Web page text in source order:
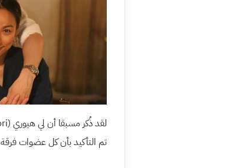
تم التأكيد بأن كل عضوات فرقة Fin.K.L سيعاد لم شملهن مجددا من أجل هذا البرنامج الترفيهي.